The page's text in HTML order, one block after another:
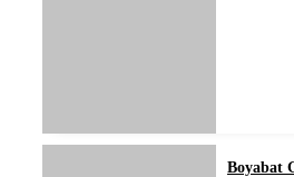
Boyabat